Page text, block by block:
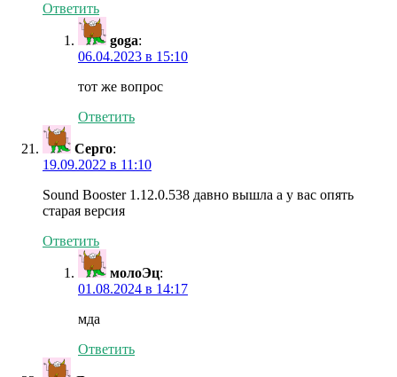
Ответить
goga:
06.04.2023 в 15:10
тот же вопрос
Ответить
Серго:
19.09.2022 в 11:10
Sound Booster 1.12.0.538 давно вышла а у вас опять
старая версия
Ответить
молоЭц:
01.08.2024 в 14:17
мда
Ответить